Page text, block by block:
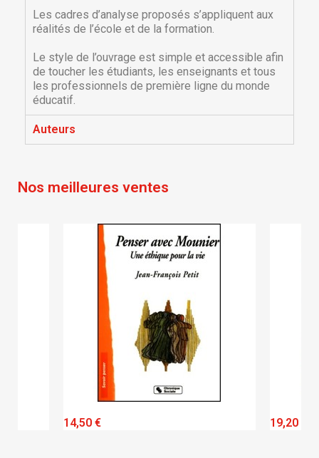
Créer une liste d'envies ×
Annuler Créer une liste d'envies
Connexion
à votre liste d'envies.
Annuler Connexion
Les cadres d’analyse proposés s’appliquent aux
réalités de l’école et de la formation.
Le style de l’ouvrage est simple et accessible afin
de toucher les étudiants, les enseignants et tous
les professionnels de première ligne du monde
éducatif.
Auteurs
Nos meilleures ventes
14,50 € 19,20 €